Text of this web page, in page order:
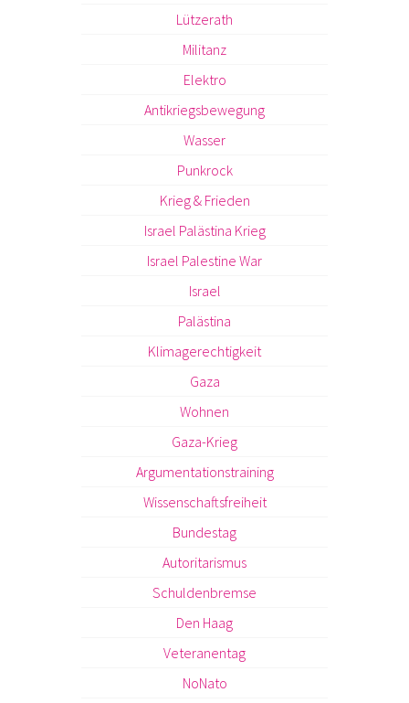
Lützerath
Militanz
Elektro
Antikriegsbewegung
Wasser
Punkrock
Krieg & Frieden
Israel Palästina Krieg
Israel Palestine War
Israel
Palästina
Klimagerechtigkeit
Gaza
Wohnen
Gaza-Krieg
Argumentationstraining
Wissenschaftsfreiheit
Bundestag
Autoritarismus
Schuldenbremse
Den Haag
Veteranentag
NoNato